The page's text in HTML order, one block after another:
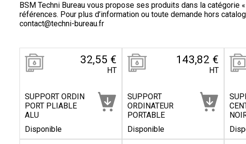
BSM Techni Bureau vous propose ses produits dans la catégorie
références. Pour plus d’information ou toute demande hors
contact@techni-bureau.fr
32,55 €
HT
SUPPORT ORDIN
PORT PLIABLE
ALU
Disponible
143,82 €
HT
SUPPORT
ORDINATEUR
PORTABLE
Disponible